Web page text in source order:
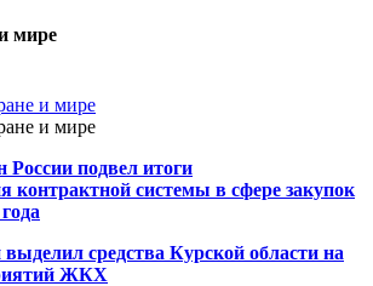
мире
и мире
и мире
подвел итоги
контрактной системы в сфере закупок
средства Курской области на
ЖКХ